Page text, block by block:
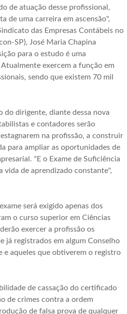
de atuação desse profissional,
de uma carreira em ascensão",
das Empresas Contábeis no
SP), José Maria Chapina
para o estudo é uma
exercem a função em
sendo que existem 70 mil
do dirigente, diante dessa nova
e contadores serão
na profissão, a construir
para ampliar as oportunidades de
"E o Exame de Suficiência
vida de aprendizado constante",
será exigido apenas dos
o curso superior em Ciências
exercer a profissão os
já registrados em algum Conselho
e aqueles que obtiverem o registro
de cassação do certificado
de crimes contra a ordem
de falsa prova de qualquer